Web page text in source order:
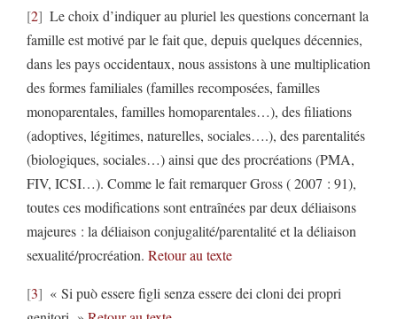
2
Le choix d’indiquer au pluriel les questions concernant la
famille est motivé par le fait que, depuis quelques décennies,
dans les pays occidentaux, nous assistons à une multiplication
des formes familiales (familles recomposées, familles
monoparentales, familles homoparentales…), des filiations
(adoptives, légitimes, naturelles, sociales….), des parentalités
(biologiques, sociales…) ainsi que des procréations (PMA,
FIV, ICSI…). Comme le fait remarquer Gross ( 2007 : 91),
toutes ces modifications sont entraînées par deux déliaisons
majeures : la déliaison conjugalité/parentalité et la déliaison
sexualité/procréation. Retour au texte
3
« Si può essere figli senza essere dei cloni dei propri